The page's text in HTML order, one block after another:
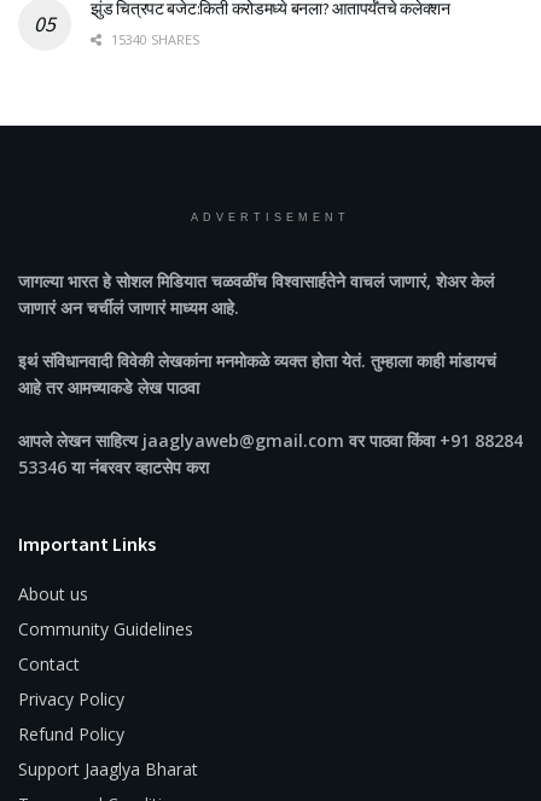
झुंड चित्रपट बजेट:किती करोडमध्ये बनला? आतापर्यँतचे कलेक्शन
15340 SHARES
ADVERTISEMENT
जागल्या भारतहे सोशल मिडियात चळवळींच विश्वासार्हतेने वाचलं जाणारं, शेअर केलं
जाणारं अन चर्चीलं जाणारं माध्यम आहे.
इथं संविधानवादी विवेकी लेखकांना मनमोकळे व्यक्त होता येतं. तुम्हाला काही मांडायचं
आहे तर आमच्याकडे लेख पाठवा
आपले लेखन साहित्य jaaglyaweb@gmail.com वर पाठवा किंवा +91 88284
53346 या नंबरवर व्हाटसेप करा
Important Links
About us
Community Guidelines
Contact
Privacy Policy
Refund Policy
Support Jaaglya Bharat